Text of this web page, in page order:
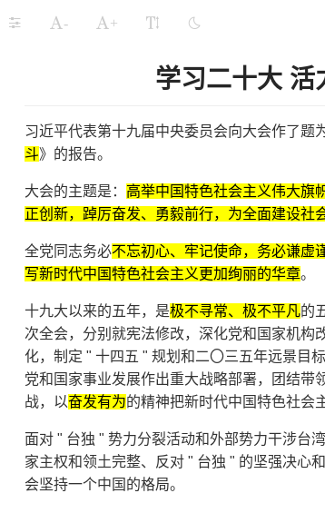
- +
学习二十大
习近平代表第十九届中央委员会向大会作了题
斗》的报告。
大会的主题是： 高举中国特色社会主义伟大旗
正创新，踔厉奋发、勇毅前行，为全面建设社
全党同志务必不忘初心、牢记使命，务必谦虚
写新时代中国特色社会主义更加绚丽的华章。
十九大以来的五年，是极不寻常、极不平凡的
次全会，分别就宪法修改，深化党和国家机
化，制定 " 十四五 " 规划和二〇三五年远景目
党和国家事业发展作出重大战略部署，团结
战，以奋发有为的精神把新时代中国特色社会
面对 " 台独 " 势力分裂活动和外部势力干涉台
家主权和领土完整、反对 " 台独 " 的坚强决心
会坚持一个中国的格局。